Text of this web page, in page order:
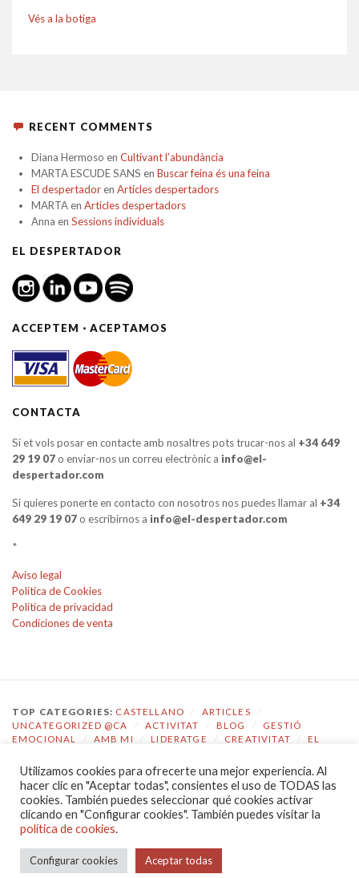
Vés a la botiga
RECENT COMMENTS
Diana Hermoso en Cultivant l’abundància
MARTA ESCUDE SANS en Buscar feina és una feina
El despertadoren Articles despertadors
MARTAen Articles despertadors
Anna en Sessions individuals
EL DESPERTADOR
ACCEPTEM · ACEPTAMOS
CONTACTA
Si et vols posar en contacte amb nosaltres pots trucar-nos al +34 649
29 19 07o enviar-nos un correu electrònic a info@el-
despertador.com
Si quieres ponerte en contacto con nosotros nos puedes llamar al +34
649 29 19 07o escribirnos a info@el-despertador.com
*
Aviso legal
Política de Cookies
Política de privacidad
Condiciones de venta
TOP CATEGORIES: CASTELLANO ARTICLES
UNCATEGORIZED @CA
ACTIVITAT BLOG
GESTIÓ
EMOCIONAL
AMB MI LIDERATGE CREATIVITAT
EL
TOP TAGS: COACHING / GESTIÓ EMOCIONAL / ECOLOGIA
EMOCIONAL / EL DESPERTADOR / CONSCIÈNCIA /
AUTOCONEIXEMENT / JOVES / COMPETÈNCIES /
COMUNICACIÓ / LIDERATGE
THEME: CHRONICLE BY PRO THEME DESIGN
Utilizamos cookies para ofrecerte una mejor experiencia. Al
hacer clic en "Aceptar todas", consientes el uso de TODAS las
cookies. También puedes seleccionar qué cookies activar
clicando en "Configurar cookies". También puedes visitar la
política de cookies.
Configurar cookies Aceptar todas